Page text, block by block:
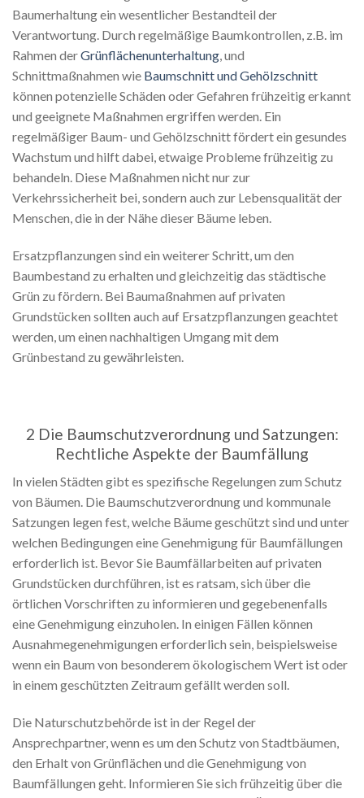
Baumerhaltung ein wesentlicher Bestandteil der
Verantwortung. Durch regelmäßige Baumkontrollen, z.B. im
Rahmen derGrünflächenunterhaltung, und
Schnittmaßnahmen wie Baumschnitt und Gehölzschnitt
können potenzielle Schäden oder Gefahren frühzeitig erkannt
und geeignete Maßnahmen ergriffen werden. Ein
regelmäßiger Baum- und Gehölzschnitt fördert ein gesundes
Wachstum und hilft dabei, etwaige Probleme frühzeitig zu
behandeln. Diese Maßnahmen nicht nur zur
Verkehrssicherheit bei, sondern auch zur Lebensqualität der
Menschen, die in der Nähe dieser Bäume leben.
Ersatzpflanzungen sind ein weiterer Schritt, um den
Baumbestand zu erhalten und gleichzeitig das städtische
Grün zu fördern. Bei Baumaßnahmen auf privaten
Grundstücken sollten auch auf Ersatzpflanzungen geachtet
werden, um einen nachhaltigen Umgang mit dem
Grünbestand zu gewährleisten.
2 Die Baumschutzverordnung und Satzungen:
Rechtliche Aspekte der Baumfällung
In vielen Städten gibt es spezifische Regelungen zum Schutz
von Bäumen. Die Baumschutzverordnung und kommunale
Satzungen legen fest, welche Bäume geschützt sind und unter
welchen Bedingungen eine Genehmigung für Baumfällungen
erforderlich ist. Bevor Sie Baumfällarbeiten auf privaten
Grundstücken durchführen, ist es ratsam, sich über die
örtlichen Vorschriften zu informieren und gegebenenfalls
eine Genehmigung einzuholen. In einigen Fällen können
Ausnahmegenehmigungen erforderlich sein, beispielsweise
wenn ein Baum von besonderem ökologischem Wert ist oder
in einem geschützten Zeitraum gefällt werden soll.
Die Naturschutzbehörde ist in der Regel der
Ansprechpartner, wenn es um den Schutz von Stadtbäumen,
den Erhalt von Grünflächen und die Genehmigung von
Baumfällungen geht. Informieren Sie sich frühzeitig über die